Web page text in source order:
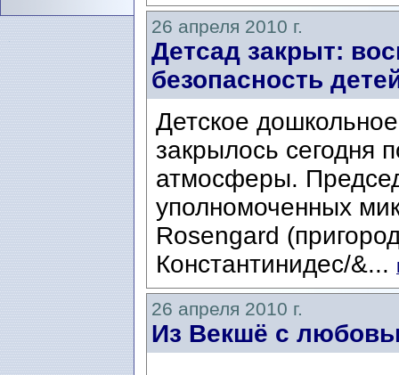
26 апреля 2010 г.
Детсад закрыт:
безопасность
Детское
закрылось сегодня
атмосферы.
уполномоченных
Rosengard
Константинидес/&...
26 апреля 2010 г.
Из Векшё с